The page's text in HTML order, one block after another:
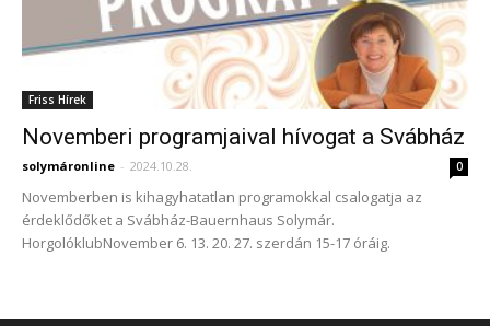
Friss Hírek
Novemberi programjaival hívogat a Svábház
solymáronline - 2024.10.28. 0
Novemberben is kihagyhatatlan programokkal csalogatja az
érdeklődőket a Svábház-Bauernhaus Solymár.
HorgolóklubNovember 6. 13. 20. 27. szerdán 15-17 óráig.